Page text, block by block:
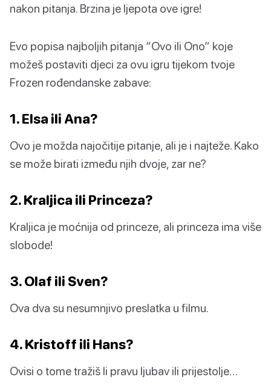
nakon pitanja. Brzina je ljepota ove igre!
Evo popisa najboljih pitanja “Ovo ili Ono” koje
možeš postaviti djeci za ovu igru ​​tijekom tvoje
Frozen rođendanske zabave:
1. Elsa ili Ana?
Ovo je možda najočitije pitanje, ali je i najteže. Kako
se može birati između njih dvoje, zar ne?
2. Kraljica ili Princeza?
Kraljica je moćnija od princeze, ali princeza ima više
slobode!
3. Olaf ili Sven?
Ova dva su nesumnjivo preslatka u filmu.
4. Kristoff ili Hans?
Ovisi o tome tražiš li pravu ljubav ili prijestolje…